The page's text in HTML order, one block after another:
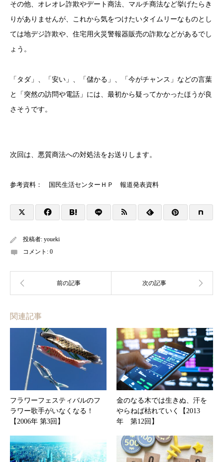
その他、オレオレ詐欺やデート商法、マルチ商法など挙げたらき
りがありませんが、これから気をつけたいタイムリーなものとし
ては地デジ詐欺や、住宅用火災警報器販売の詐欺などがあるでし
ょう。
「タダ」、「安い」、「儲かる」、「今がチャンス」などの言葉
と「突然の訪問や電話」には、最初から疑ってかかったほうが良
さそうです。
次回は、悪質商法への対処法をお送りします。
参考資料： 国民生活センターＨＰ 報道発表資料
投稿者: youeki
コメント: 0
関連記事
フラワーフェスティバルのフ
ラワー歌手がいなくなる！
【2006年 第3回】
金のなる木では生きぬ、汗を
やらねば枯れていく【2013
年 第12回】